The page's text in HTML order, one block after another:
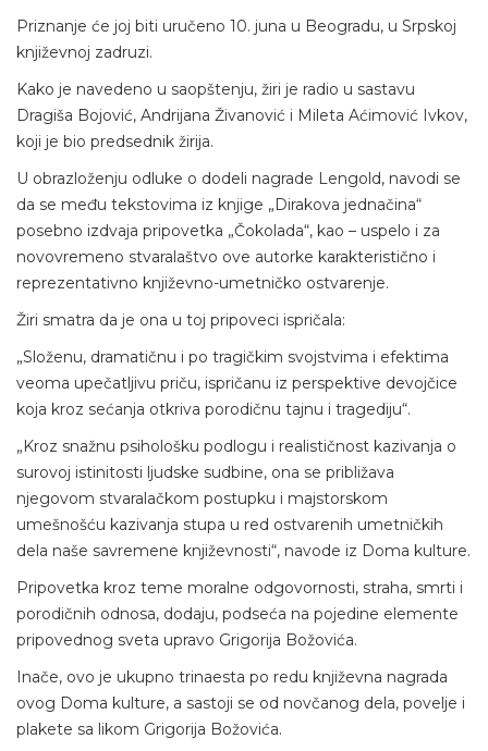
Priznanje će joj biti uručeno 10. juna u Beogradu, u Srpskoj
književnoj zadruzi.
Kako je navedeno u saopštenju, žiri je radio u sastavu
Dragiša Bojović, Andrijana Živanović i Mileta Aćimović Ivkov,
koji je bio predsednik žirija.
U obrazloženju odluke o dodeli nagrade Lengold, navodi se
da se među tekstovima iz knjige „Dirakova jednačina“
posebno izdvaja pripovetka „Čokolada“, kao – uspelo i za
novovremeno stvaralaštvo ove autorke karakteristično i
reprezentativno književno-umetničko ostvarenje.
Žiri smatra da je ona u toj pripoveci ispričala:
„Složenu, dramatičnu i po tragičkim svojstvima i efektima
veoma upečatljivu priču, ispričanu iz perspektive devojčice
koja kroz sećanja otkriva porodičnu tajnu i tragediju“.
„Kroz snažnu psihološku podlogu i realističnost kazivanja o
surovoj istinitosti ljudske sudbine, ona se približava
njegovom stvaralačkom postupku i majstorskom
umešnošću kazivanja stupa u red ostvarenih umetničkih
dela naše savremene književnosti“, navode iz Doma kulture.
Pripovetka kroz teme moralne odgovornosti, straha, smrti i
porodičnih odnosa, dodaju, podseća na pojedine elemente
pripovednog sveta upravo Grigorija Božovića.
Inače, ovo je ukupno trinaesta po redu književna nagrada
ovog Doma kulture, a sastoji se od novčanog dela, povelje i
plakete sa likom Grigorija Božovića.